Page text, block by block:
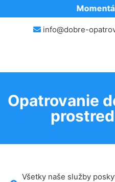
info@dobre-
Opatrovanie
Všetky naše služby